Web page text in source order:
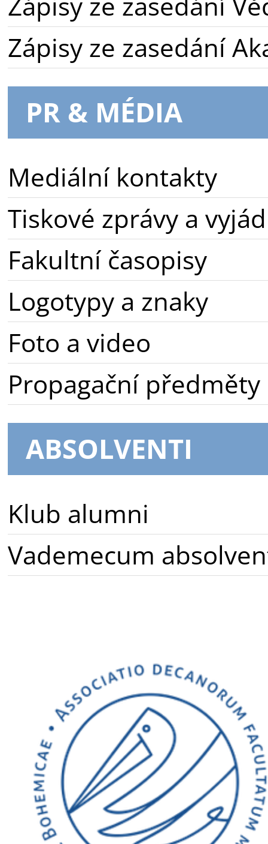
Zápisy ze zasedání
PR & MÉDIA
Mediální kontakty
Tiskové zprávy a
Fakultní časopisy
Logotypy a znaky
Foto a video
Propagační předměty
ABSOLVENTI
Klub alumni
Vademecum